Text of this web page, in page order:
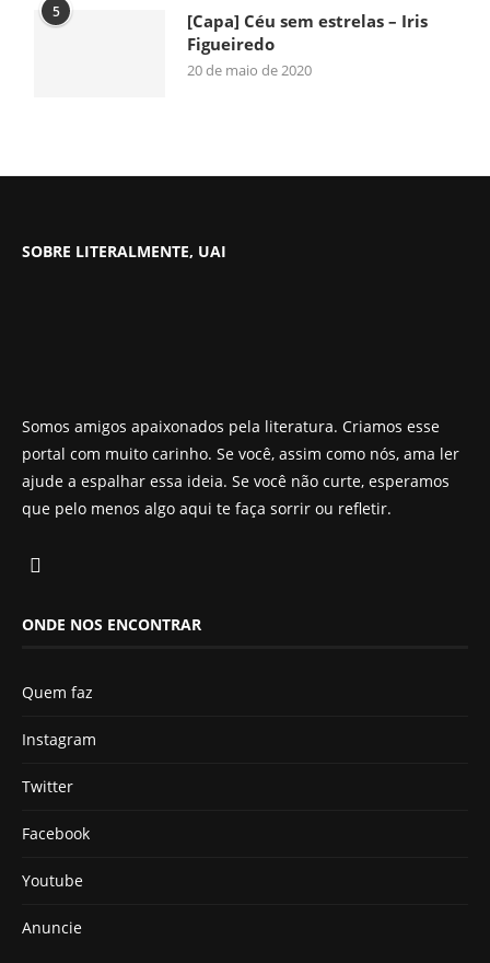
5
[Capa] Céu sem estrelas – Iris
Figueiredo
20 de maio de 2020
SOBRE LITERALMENTE, UAI
Somos amigos apaixonados pela literatura. Criamos esse
portal com muito carinho. Se você, assim como nós, ama ler
ajude a espalhar essa ideia. Se você não curte, esperamos
que pelo menos algo aqui te faça sorrir ou refletir.
ONDE NOS ENCONTRAR
Quem faz
Instagram
Twitter
Facebook
Youtube
Anuncie